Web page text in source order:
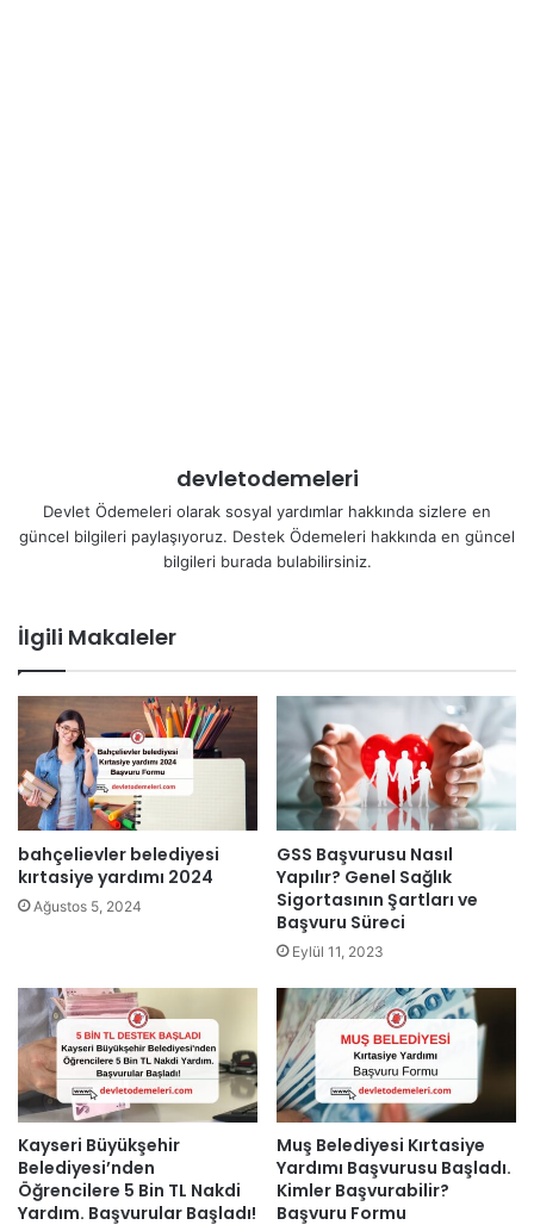
devletodemeleri
Devlet Ödemeleri olarak sosyal yardımlar hakkında sizlere en
güncel bilgileri paylaşıyoruz. Destek Ödemeleri hakkında en güncel
bilgileri burada bulabilirsiniz.
İlgili Makaleler
bahçelievler belediyesi
kırtasiye yardımı 2024
Ağustos 5, 2024
GSS Başvurusu Nasıl
Yapılır? Genel Sağlık
Sigortasının Şartları ve
Başvuru Süreci
Eylül 11, 2023
Kayseri Büyükşehir
Belediyesi’nden
Öğrencilere 5 Bin TL Nakdi
Yardım. Başvurular Başladı!
Muş Belediyesi Kırtasiye
Yardımı Başvurusu Başladı.
Kimler Başvurabilir?
Başvuru Formu